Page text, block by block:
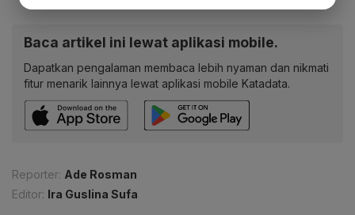
Baca artikel ini lewat aplikasi mobile.
Dapatkan pengalaman membaca lebih nyaman dan nikmati
fitur menarik lainnya lewat aplikasi mobile Katadata.
Reporter: Ade Rosman
Editor: Ira Guslina Sufa